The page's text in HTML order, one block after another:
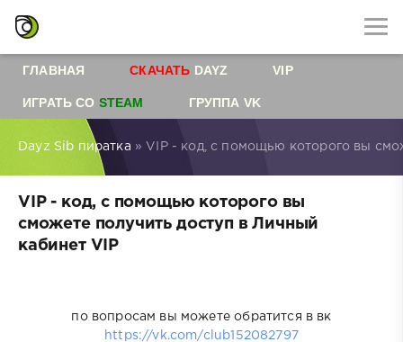
ГЛАВНАЯ СКАЧАТЬ DAYZ VIP
ИГРАТЬ СО STEAM ГРУППА VK
Dayz Sib пиратка » VIP - код, с помощью которого вы
VIP - код, с помощью которого вы
сможете получить доступ в Личный
кабинет VIP
по вопросам вы можете обратится в вк
https://vk.com/club152082797